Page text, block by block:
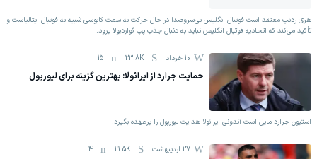
هری ردنپ معتقد است فوتبال انگلیس بی‌سروصدا در حال حرکت به سمت کابوسی شبیه به فوتبال ایتالیاست و
تأکید می‌کند که اتحادیه فوتبال انگلیس نباید به دنبال جذب پپ گواردیولا برود.
10 خرداد 23.8K
15
حمایت جرارد از ایرائولا: بهترین گزینه برای لیورپول
استیون جرارد مایل است آندونی ایرائولا هدایت لیورپول را برعهده بگیرد.
27 اردیبهشت 19.5K
4